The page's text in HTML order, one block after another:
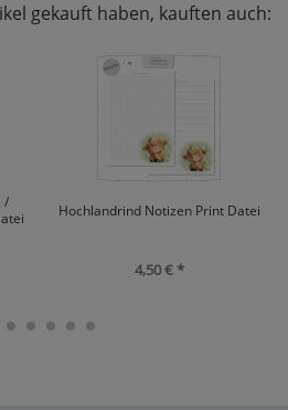
gekauft haben, kauften auch:
/
Hochlandrind Notizen Print Datei
4,50 € *